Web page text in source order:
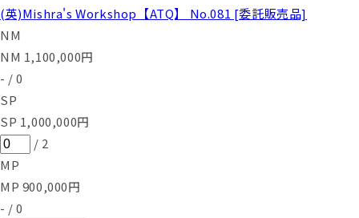
(英)Mishra's Workshop【ATQ】 No.081 [委託販売品]
NM
NM 1,100,000円
- / 0
SP
SP 1,000,000円
/ 2
MP
MP 900,000円
- / 0